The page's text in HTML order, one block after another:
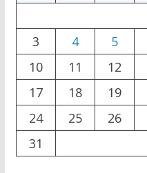
3
4 5
10
11 12
17
18 19
24
25 26
31